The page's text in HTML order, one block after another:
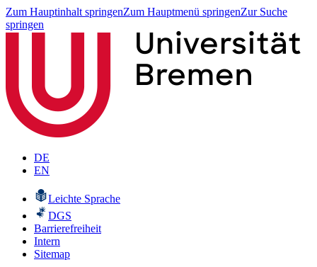
Zum Hauptinhalt springenZum Hauptmenü springenZur Suche
springen
DE
EN
Leichte Sprache
DGS
Barrierefreiheit
Intern
Sitemap